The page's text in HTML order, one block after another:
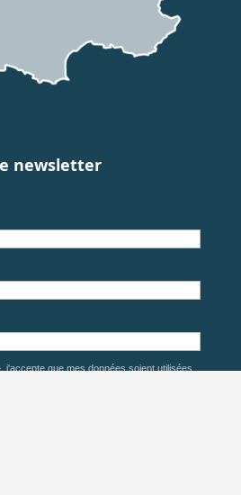
newsletter
j'accepte que mes données soient utilisées